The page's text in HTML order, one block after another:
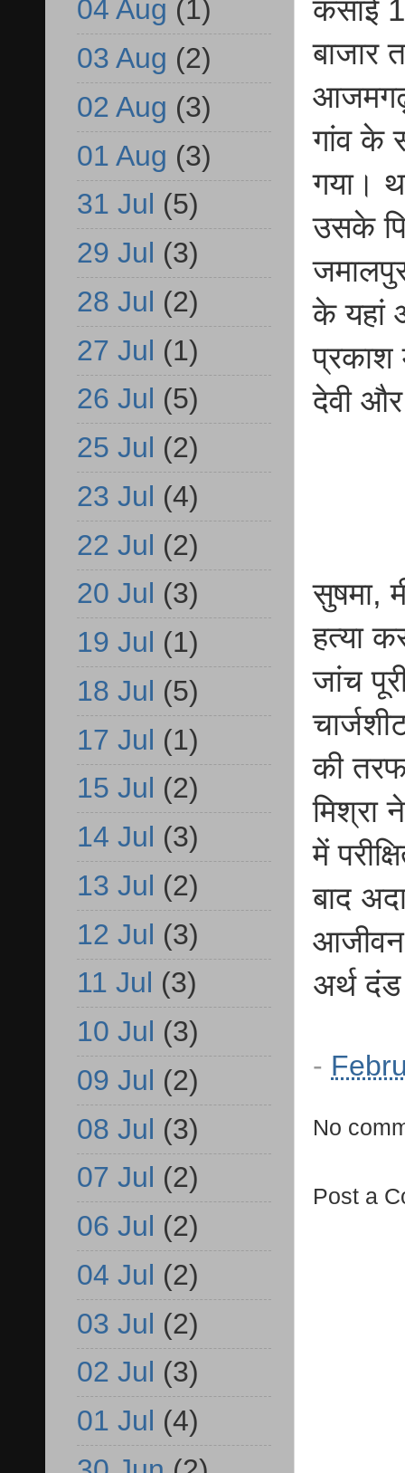
कसाई
बाजार
गांव के
गया।
उसके
के यहां
प्रकाश
देवी
सुषमा,
हत्या
जांच
की
मिश्रा
में
बाद
आजीवन
अर्थ
-
No
Post a
04 Aug (1)
03 Aug (2)
02 Aug (3)
01 Aug (3)
31 Jul (5)
29 Jul (3)
28 Jul (2)
27 Jul (1)
26 Jul (5)
25 Jul (2)
23 Jul (4)
22 Jul (2)
20 Jul (3)
19 Jul (1)
18 Jul (5)
17 Jul (1)
15 Jul (2)
14 Jul (3)
13 Jul (2)
12 Jul (3)
11 Jul (3)
10 Jul (3)
09 Jul (2)
08 Jul (3)
07 Jul (2)
06 Jul (2)
04 Jul (2)
03 Jul (2)
02 Jul (3)
01 Jul (4)